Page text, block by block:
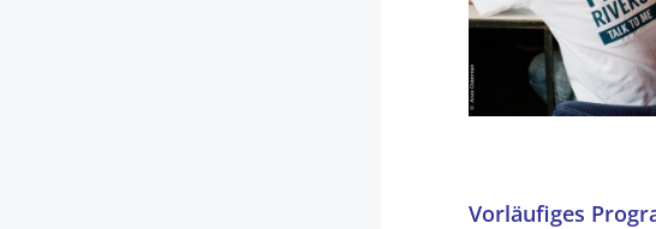
Vorläufiges